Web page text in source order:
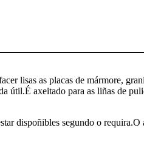
lisas as placas de mármore,
útil.É axeitado para as liñas de
dispoñibles segundo o